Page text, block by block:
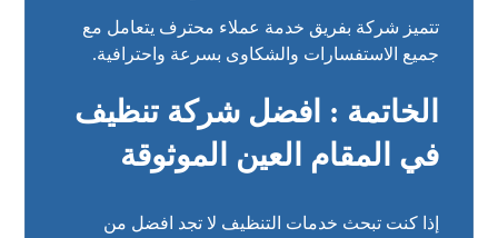
تتميز شركة بفريق خدمة عملاء محترف يتعامل مع
جميع الاستفسارات والشكاوى بسرعة واحترافية.
الخاتمة : افضل شركة تنظيف
في المقام العين الموثوقة
إذا كنت تبحث خدمات التنظيف لا تجد افضل من